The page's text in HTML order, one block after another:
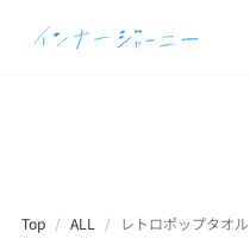
Top / ALL / レトロポップタオル